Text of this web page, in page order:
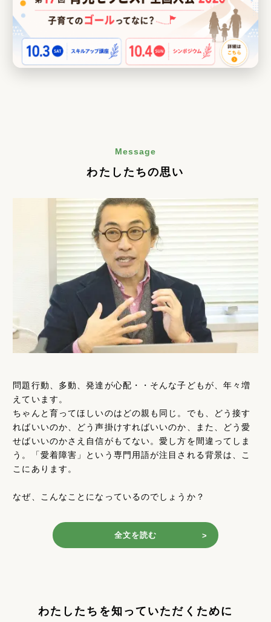
Message
わたしたちの思い
問題行動、多動、発達が心配・・そんな子どもが、年々増
えています。
ちゃんと育ってほしいのはどの親も同じ。でも、どう接す
ればいいのか、どう声掛けすればいいのか、また、どう愛
せばいいのかさえ自信がもてない。愛し方を間違ってしま
う。「愛着障害」という専門用語が注目される背景は、こ
こにあります。
なぜ、こんなことになっているのでしょうか？
全文を読む
わたしたちを知っていただくために